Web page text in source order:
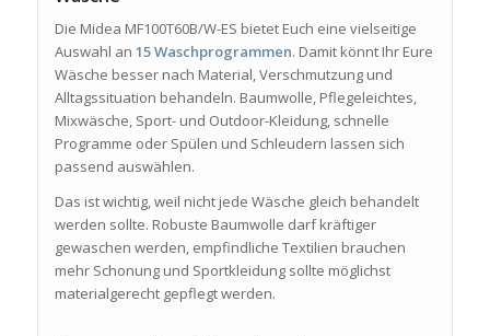
Die Midea MF100T60B/W-ES bietet Euch eine vielseitige
Auswahl an 15 Waschprogrammen. Damit könnt Ihr Eure
Wäsche besser nach Material, Verschmutzung und
Alltagssituation behandeln. Baumwolle, Pflegeleichtes,
Mixwäsche, Sport- und Outdoor-Kleidung, schnelle
Programme oder Spülen und Schleudern lassen sich
passend auswählen.
Das ist wichtig, weil nicht jede Wäsche gleich behandelt
werden sollte. Robuste Baumwolle darf kräftiger
gewaschen werden, empfindliche Textilien brauchen
mehr Schonung und Sportkleidung sollte möglichst
materialgerecht gepflegt werden.